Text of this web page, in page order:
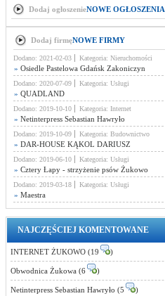
NOWE OGŁOSZENIA
Dodaj ogłoszenie
NOWE FIRMY
Dodaj firmę
Dodano: 2021-02-03 Kategoria: Nieruchomości
» Osiedle Pastelowa Gdańsk Zakoniczyn
Dodano: 2020-07-09 Kategoria: Usługi
» QUADLAND
Dodano: 2019-10-10 Kategoria: Internet
» Netinterpress Sebastian Hawryło
Dodano: 2019-10-09 Kategoria: Budownictwo
» DAR-HOUSE KĄKOL DARIUSZ
Dodano: 2019-06-10 Kategoria: Usługi
» Cztery Łapy - strzyżenie psów Żukowo
Dodano: 2019-03-18 Kategoria: Usługi
» Maestra
NAJCZĘŚCIEJ KOMENTOWANE
INTERNET ŻUKOWO (19 )
Obwodnica Żukowa (6 )
Netinterpress Sebastian Hawryło (5 )